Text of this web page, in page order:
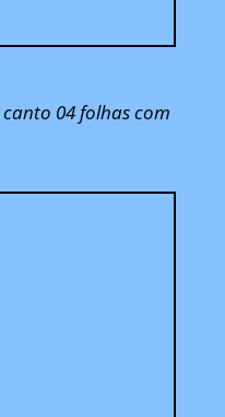
04 folhas com